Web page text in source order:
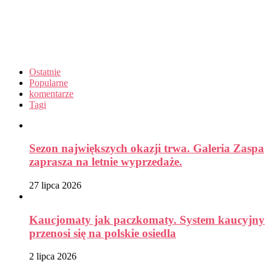
Ostatnie
Popularne
komentarze
Tagi
Sezon największych okazji trwa. Galeria Zaspa
zaprasza na letnie wyprzedaże.
27 lipca 2026
Kaucjomaty jak paczkomaty. System kaucyjny
przenosi się na polskie osiedla
2 lipca 2026